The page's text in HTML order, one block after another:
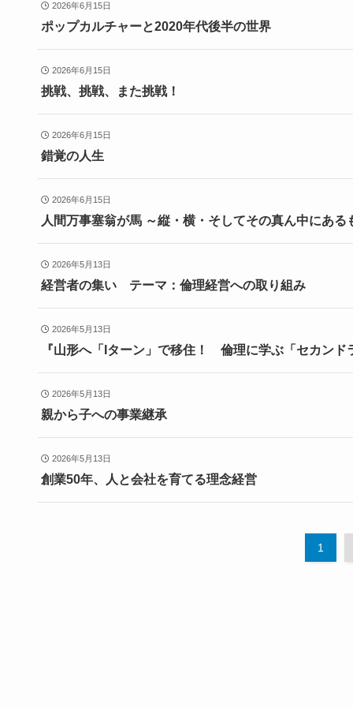
2026年6月15日
ポップカルチャーと2020年代後半の世界
2026年6月15日
挑戦、挑戦、また挑戦！
2026年6月15日
錯覚の人生
2026年6月15日
人間万事塞翁が馬 ～縦・横・そしてその真ん中にある
2026年5月13日
経営者の集い テーマ：倫理経営への取り組み
2026年5月13日
『山形へ「Iターン」で移住！ 倫理に学ぶ「セカンド
2026年5月13日
親から子への事業継承
2026年5月13日
創業50年、人と会社を育てる理念経営
1